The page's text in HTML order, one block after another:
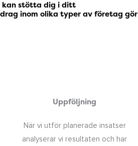
kan stötta dig i ditt
inom olika typer av företag gör
Uppföljning
När vi utför planerade insatser
analyserar vi resultaten och har